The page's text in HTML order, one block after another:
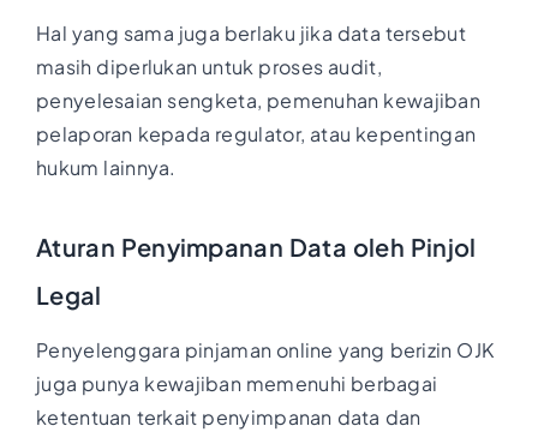
Hal yang sama juga berlaku jika data tersebut
masih diperlukan untuk proses audit,
penyelesaian sengketa, pemenuhan kewajiban
pelaporan kepada regulator, atau kepentingan
hukum lainnya.
Aturan Penyimpanan Data oleh Pinjol
Legal
Penyelenggara pinjaman online yang berizin OJK
juga punya kewajiban memenuhi berbagai
ketentuan terkait penyimpanan data dan